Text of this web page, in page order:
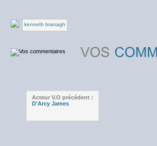
kenneth branagh
Acteur V.O précédent :
D'Arcy James